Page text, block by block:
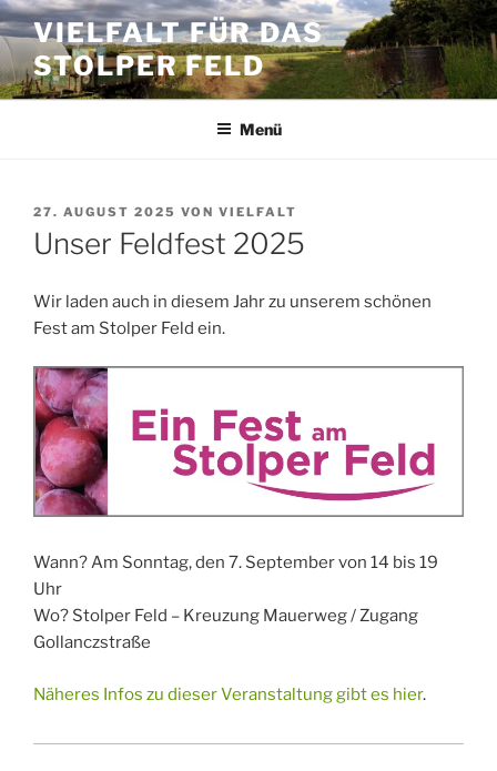
Zum
Inhalt
springen
VIELFALT FÜR DAS
STOLPER FELD
Menü
VERÖFFENTLICHT
AM
27. AUGUST 2025 VON VIELFALT
Unser Feldfest 2025
Wir laden auch in diesem Jahr zu unserem schönen
Fest am Stolper Feld ein.
Wann? Am Sonntag, den 7. September von 14 bis 19
Uhr
Wo? Stolper Feld – Kreuzung Mauerweg / Zugang
Gollanczstraße
Näheres Infos zu dieser Veranstaltung gibt es hier.